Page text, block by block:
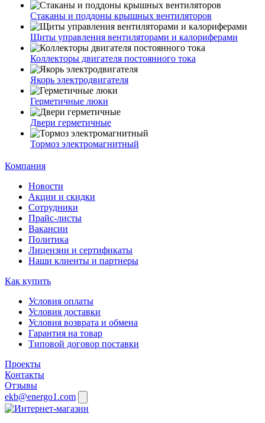
Стаканы и поддоны крышных вентиляторов
Щиты управления вентиляторами и калориферами
Коллекторы двигателя постоянного тока
Якорь электродвигателя
Герметичные люки
Двери герметичные
Тормоз электромагнитный
Компания
Новости
Акции и скидки
Сотрудники
Прайс-листы
Вакансии
Политика
Лицензии и сертификаты
Наши клиенты и партнеры
Как купить
Условия оплаты
Условия доставки
Условия возврата и обмена
Гарантия на товар
Типовой договор поставки
Проекты
Контакты
Отзывы
ekb@energo1.com